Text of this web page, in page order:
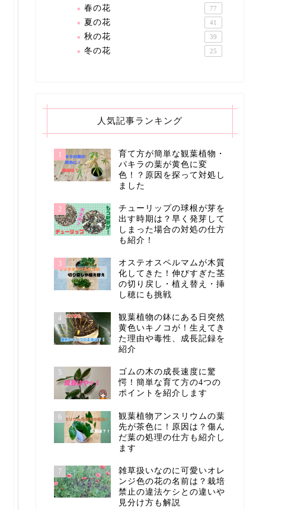
春の花 77
夏の花 41
秋の花 39
冬の花 25
人気記事ランキング
1
育て方が簡単な観葉植物・
パキラの葉が黄色に変
色！？原因を探って対処し
ました
2
チューリップの球根が芽を
出す時期は？早く発芽して
しまった場合の対処の仕方
も紹介！
3
オステオスペルマムが木質
化してきた！伸びすぎた茎
の切り戻し・植え替え・挿
し穂にも挑戦
4
観葉植物の鉢にある日突然
黄色いキノコが！生えてき
た理由や毒性、成長記録を
紹介
5
ゴムの木の成長速度に驚
愕！簡単な育て方の4つの
ポイントを紹介します
6
観葉植物アンスリウムの葉
先が茶色に！原因は？傷ん
だ葉の処理の仕方も紹介し
ます
7
雑草扱いなのに可愛いオレ
ンジ色の花の名前は？栽培
禁止の違法ケシとの違いや
見分け方も解説